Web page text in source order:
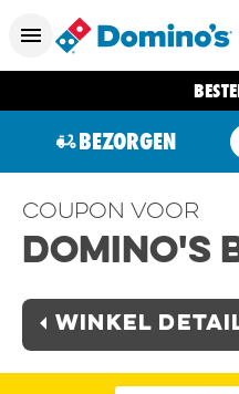
BEZORGEN
Coupon voor
Domino's
Winkel